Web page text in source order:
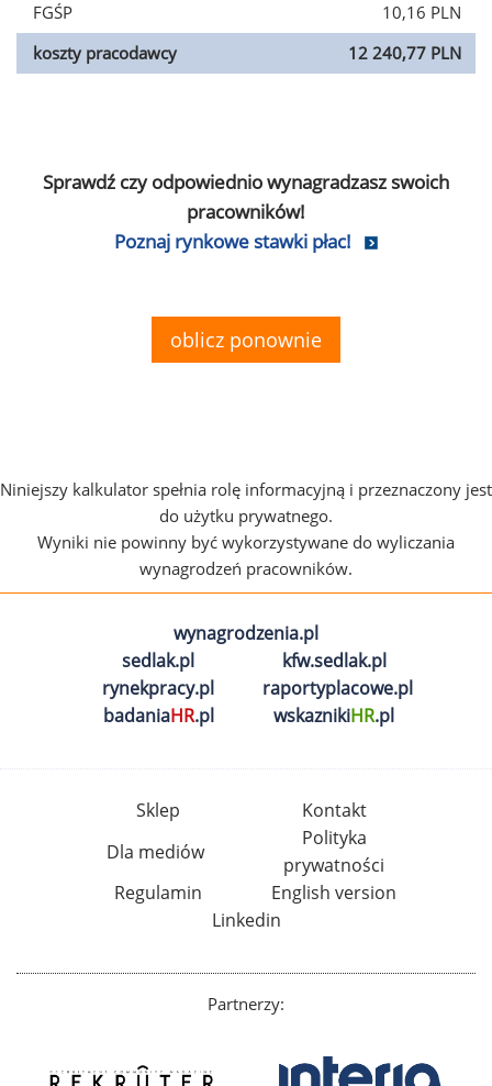
FGŚP
10,16 PLN
koszty pracodawcy
12 240,77 PLN
Sprawdź czy odpowiednio wynagradzasz swoich
pracowników!
Poznaj rynkowe stawki płac!
oblicz ponownie
Niniejszy kalkulator spełnia rolę informacyjną i przeznaczony jest
do użytku prywatnego.
Wyniki nie powinny być wykorzystywane do wyliczania
wynagrodzeń pracowników.
wynagrodzenia.pl
sedlak.pl
kfw.sedlak.pl
rynekpracy.pl
raportyplacowe.pl
badaniaHR.pl wskaznikiHR.pl
Sklep
Kontakt
Dla mediów
Polityka
prywatności
Regulamin
English version
Linkedin
Partnerzy: